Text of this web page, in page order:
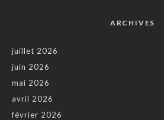
ARCHIVES
juillet 2026
juin 2026
mai 2026
avril 2026
février 2026